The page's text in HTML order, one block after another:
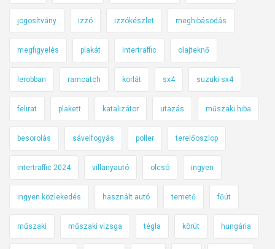
jogosítvány izzó izzókészlet meghibásodás
megfigyelés plakát intertraffic olajteknő
lerobban ramcatch korlát sx4 suzuki sx4
felirat plakett katalizátor utazás műszaki hiba
besorolás sávelfogyás poller terelőoszlop
intertraffic 2024 villanyautó olcsó ingyen
ingyen közlekedés használt autó temető főút
műszaki műszaki vizsga tégla körút hungária